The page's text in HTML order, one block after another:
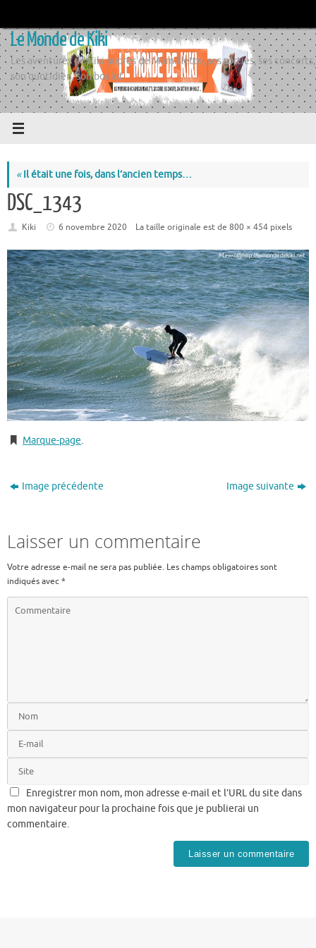
contenu
Le Monde de Kiki
Les aventures de Kiki auprès de Momiflette, ses sorties, ses concerts,
son quotidien, son boulot
«Il était une fois, dans l’ancien temps…
DSC_1343
Kiki 6 novembre 2020 La taille originale est de800 × 454 pixels
Marque-page.
Image précédente Image suivante
Laisser un commentaire
Votre adresse e-mail ne sera pas publiée. Les champs obligatoires sont
indiqués avec*
Enregistrer mon nom, mon adresse e-mail et l’URL du site dans
mon navigateur pour la prochaine fois que je publierai un
commentaire.